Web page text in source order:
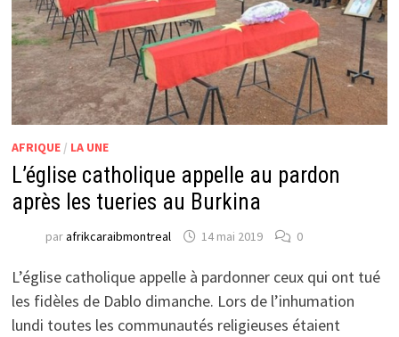
AFRIQUE/ LA UNE
L’église catholique appelle au pardon
après les tueries au Burkina
parafrikcaraibmontreal 14 mai 2019 0
L’église catholique appelle à pardonner ceux qui ont tué
les fidèles de Dablo dimanche. Lors de l’inhumation
lundi toutes les communautés religieuses étaient